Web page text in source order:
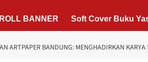
ROLL BANNER Soft Cover Buku
ARTPAPER BANDUNG: MENGHADIRKAN